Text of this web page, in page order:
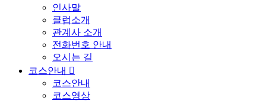
인사말
클럽소개
관계사 소개
전화번호 안내
오시는 길
코스안내 
코스안내
코스영상